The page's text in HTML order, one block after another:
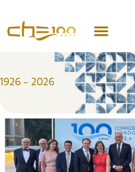
1926 - 2026